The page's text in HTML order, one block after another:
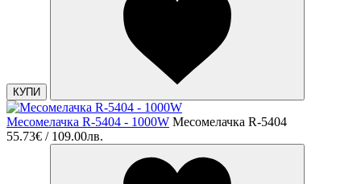
КУПИ
Месомелачка R-5404 - 1000W Месомелачка R-5404
55.73€ / 109.00лв.